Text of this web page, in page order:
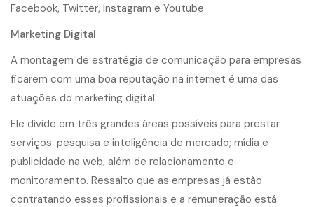
Facebook, Twitter, Instagram e Youtube.
Marketing Digital
A montagem de estratégia de comunicação para empresas
ficarem com uma boa reputação na internet é uma das
atuações do marketing digital.
Ele divide em três grandes áreas possíveis para prestar
serviços: pesquisa e inteligência de mercado; mídia e
publicidade na web, além de relacionamento e
monitoramento. Ressalto que as empresas já estão
contratando esses profissionais e a remuneração está